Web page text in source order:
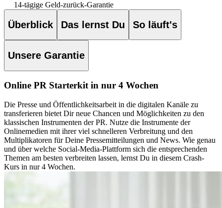
14-tägige Geld-zurück-Garantie
Überblick Das lernst Du So läuft's
Unsere Garantie
Online PR Starterkit in nur 4 Wochen
Die Presse und Öffentlichkeitsarbeit in die digitalen Kanäle zu
transferieren bietet Dir neue Chancen und Möglichkeiten zu den
klassischen Instrumenten der PR. Nutze die Instrumente der
Onlinemedien mit ihrer viel schnelleren Verbreitung und den
Multiplikatoren für Deine Pressemitteilungen und News. Wie genau
und über welche Social-Media-Plattform sich die entsprechenden
Themen am besten verbreiten lassen, lernst Du in diesem Crash-
Kurs in nur 4 Wochen.